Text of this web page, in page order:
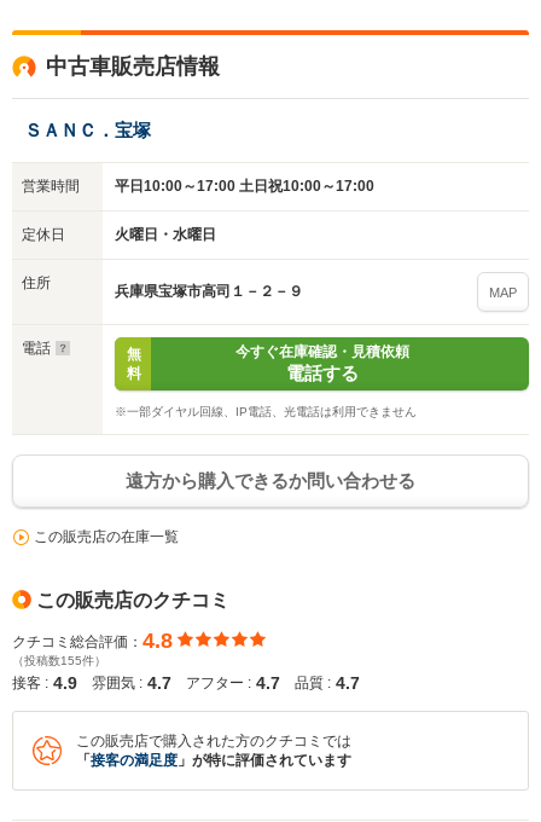
中古車販売店情報
ＳＡＮＣ．宝塚
営業時間 平日10:00～17:00 土日祝10:00～17:00
定休日 火曜日・水曜日
住所 兵庫県宝塚市高司１－２－９ MAP
電話
無
料
今すぐ在庫確認・見積依頼
電話する
※一部ダイヤル回線、IP電話、光電話は利用できません
遠方から購入できるか問い合わせる
この販売店の在庫一覧
この販売店のクチコミ
クチコミ総合評価： 4.8
（投稿数155件）
接客 : 4.9 雰囲気 : 4.7 アフター : 4.7 品質 : 4.7
この販売店で購入された方のクチコミでは
「 接客の満足度 」が特に評価されています